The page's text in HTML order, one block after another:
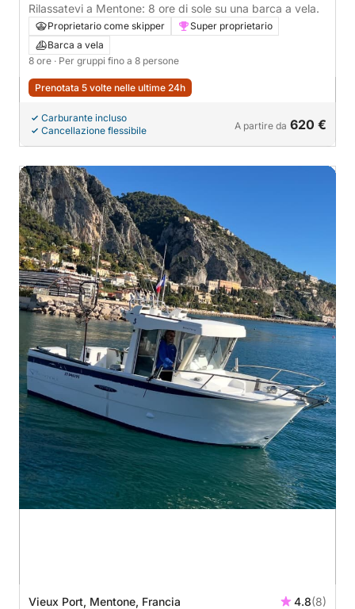
Rilassatevi a Mentone: 8 ore di sole su una barca a vela.
Proprietario come skipper
Super proprietario
Barca a vela
8 ore · Per gruppi fino a 8 persone
Prenotata 5 volte nelle ultime 24h
Carburante incluso
Cancellazione flessibile
A partire da 620 €
Vieux Port, Mentone, Francia 4.8(8)